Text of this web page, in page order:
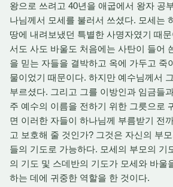
왕으로 쓰려고 40년을 애굽에서 왕자 공
나님께서 모세를 불러서 쓰셨다. 모세는
땅에 내려보냈던 특별한 사명자였기 때
서도 사도 바울도 처음에는 사탄이 들어
을 믿는 자들을 결박하고 옥에 가두고 죽
물이었기 때문이다. 하지만 예수님께서
부르셨다. 그리고 그를 이방인과 임금들
주 예수의 이름을 전하기 위한 그릇으로
면 이러한 자들이 하나님께 부름받기 전
고 보호해 줄 것인가? 그것은 자신의 부
들의 기도로 가능하다. 모세의 부모의 기
의 기도 및 스데반의 기도가 모세와 바울
하는 데에 귀중한 역할을 한 것이다.